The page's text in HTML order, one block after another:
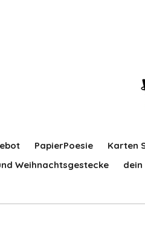
PapierPoesie Karten
Weihnachtsgestecke dein